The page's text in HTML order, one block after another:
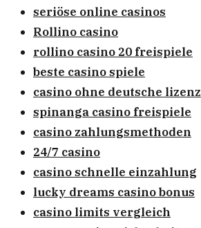
seriöse online casinos
Rollino casino
rollino casino 20 freispiele
beste casino spiele
casino ohne deutsche lizenz
spinanga casino freispiele
casino zahlungsmethoden
24/7 casino
casino schnelle einzahlung
lucky dreams casino bonus
casino limits vergleich